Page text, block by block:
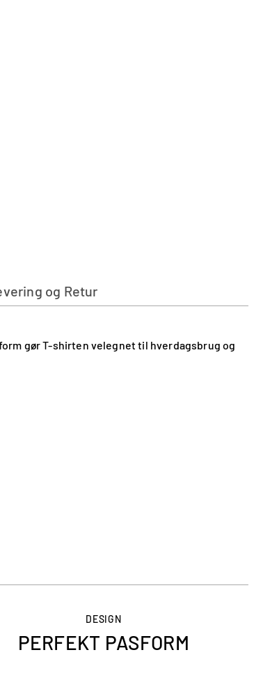
og Retur
gør T-shirten velegnet til hverdagsbrug og
DESIGN
PERFEKT PASFORM